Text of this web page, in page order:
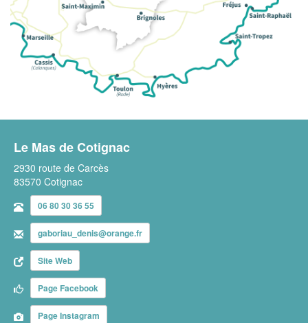
Le Mas de Cotignac
2930 route de Carcès
83570 Cotignac
06 80 30 36 55
gaboriau_denis@orange.fr
Site Web
Page Facebook
Page Instagram